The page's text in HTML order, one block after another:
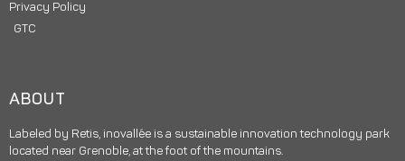
Privacy Policy
GTC
ABOUT
Labeled by Retis, inovallée is a sustainable innovation technology park
located near Grenoble, at the foot of the mountains.